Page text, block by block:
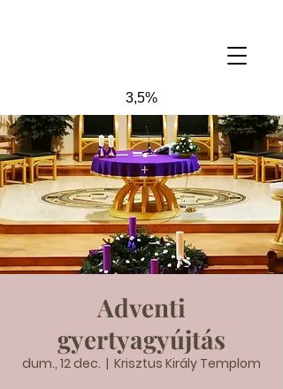
3,5%
Adventi
gyertyagyújtás
dum., 12 dec.
  |
Krisztus Király Templom